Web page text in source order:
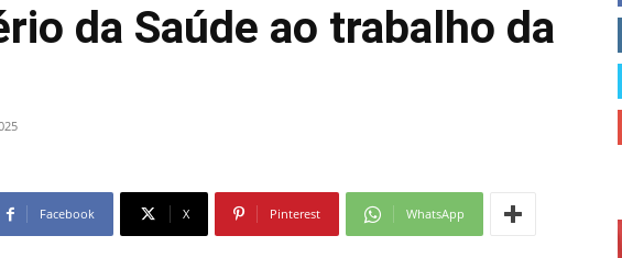
da Saúde ao trabalho da
Facebook X Pinterest WhatsApp